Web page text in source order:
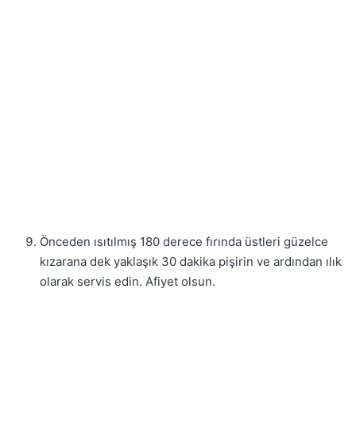
Önceden ısıtılmış 180 derece fırında üstleri güzelce
kızarana dek yaklaşık 30 dakika pişirin ve ardından ılık
olarak servis edin. Afiyet olsun.